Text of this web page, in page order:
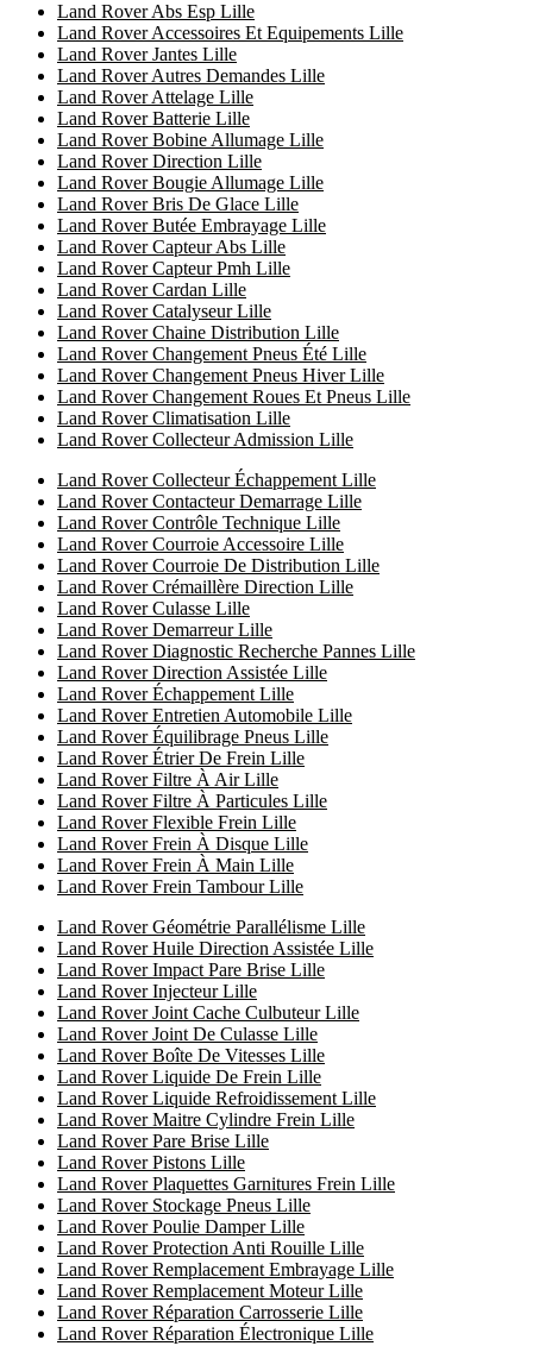
Land Rover Abs Esp Lille
Land Rover Accessoires Et Equipements Lille
Land Rover Jantes Lille
Land Rover Autres Demandes Lille
Land Rover Attelage Lille
Land Rover Batterie Lille
Land Rover Bobine Allumage Lille
Land Rover Direction Lille
Land Rover Bougie Allumage Lille
Land Rover Bris De Glace Lille
Land Rover Butée Embrayage Lille
Land Rover Capteur Abs Lille
Land Rover Capteur Pmh Lille
Land Rover Cardan Lille
Land Rover Catalyseur Lille
Land Rover Chaine Distribution Lille
Land Rover Changement Pneus Été Lille
Land Rover Changement Pneus Hiver Lille
Land Rover Changement Roues Et Pneus Lille
Land Rover Climatisation Lille
Land Rover Collecteur Admission Lille
Land Rover Collecteur Échappement Lille
Land Rover Contacteur Demarrage Lille
Land Rover Contrôle Technique Lille
Land Rover Courroie Accessoire Lille
Land Rover Courroie De Distribution Lille
Land Rover Crémaillère Direction Lille
Land Rover Culasse Lille
Land Rover Demarreur Lille
Land Rover Diagnostic Recherche Pannes Lille
Land Rover Direction Assistée Lille
Land Rover Échappement Lille
Land Rover Entretien Automobile Lille
Land Rover Équilibrage Pneus Lille
Land Rover Étrier De Frein Lille
Land Rover Filtre À Air Lille
Land Rover Filtre À Particules Lille
Land Rover Flexible Frein Lille
Land Rover Frein À Disque Lille
Land Rover Frein À Main Lille
Land Rover Frein Tambour Lille
Land Rover Géométrie Parallélisme Lille
Land Rover Huile Direction Assistée Lille
Land Rover Impact Pare Brise Lille
Land Rover Injecteur Lille
Land Rover Joint Cache Culbuteur Lille
Land Rover Joint De Culasse Lille
Land Rover Boîte De Vitesses Lille
Land Rover Liquide De Frein Lille
Land Rover Liquide Refroidissement Lille
Land Rover Maitre Cylindre Frein Lille
Land Rover Pare Brise Lille
Land Rover Pistons Lille
Land Rover Plaquettes Garnitures Frein Lille
Land Rover Stockage Pneus Lille
Land Rover Poulie Damper Lille
Land Rover Protection Anti Rouille Lille
Land Rover Remplacement Embrayage Lille
Land Rover Remplacement Moteur Lille
Land Rover Réparation Carrosserie Lille
Land Rover Réparation Électronique Lille